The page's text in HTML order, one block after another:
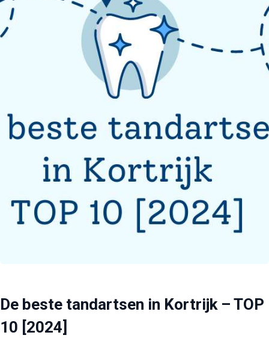
De beste tandartsen in Kortrijk – TOP
10 [2024]